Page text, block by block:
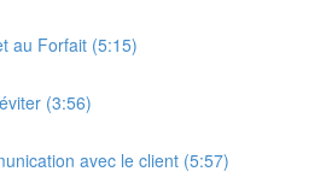
au Forfait (5:15)
(3:56)
avec le client (5:57)